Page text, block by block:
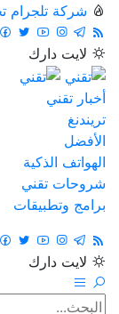
شركة تلجرام
لايت دارك
أخبار تقني
تريندنغ
الأفضل
الهواتف الذكية
شروحات تقني
برامج وتطبيقات
لايت دارك